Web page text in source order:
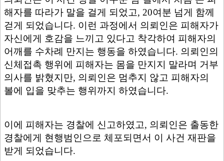
해자를 따라가 말을 걸게 되었고, 20여분 넘게 함께
걷게 되었습니다. 이런 과정에서 의뢰인은 피해자가
자신에게 호감을 느끼고 있다고 착각하여 피해자의
어깨를 수차례 만지는 행동을 하였습니다. 의뢰인의
신체접촉 행위에 피해자는 몸을 만지지 말라며 거부
의사를 밝혔지만, 의뢰인은 멈추지 않고 피해자의
볼에 입을 맞추는 행위까지 하였습니다.
이에 피해자는 경찰에 신고하였고, 의뢰인은 출동한
경찰에게 현행범인으로 체포되면서 이 사건 재판을
받게 되었습니다.